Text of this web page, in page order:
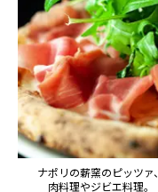
ナポリの薪窯のピッツァ、
肉料理やジビエ料理。